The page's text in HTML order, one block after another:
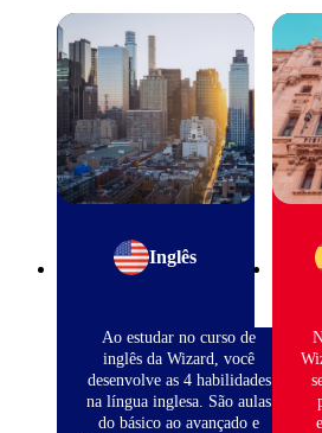
Inglês
Ao estudar no curso de
inglês da Wizard, você
desenvolve as 4 habilidades
na língua inglesa. São aulas
do básico ao avançado e